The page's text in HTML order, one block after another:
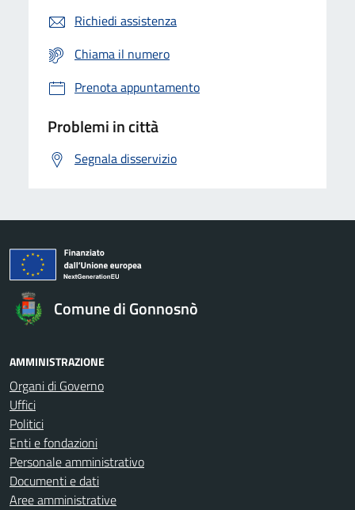
Richiedi assistenza
Chiama il numero
Prenota appuntamento
Problemi in città
Segnala disservizio
Comune di Gonnosnò
AMMINISTRAZIONE
Organi di Governo
Uffici
Politici
Enti e fondazioni
Personale amministrativo
Documenti e dati
Aree amministrative